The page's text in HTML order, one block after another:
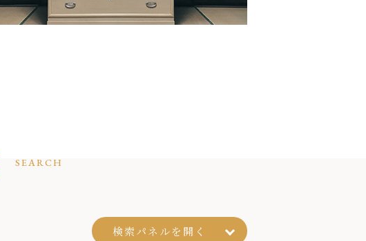
SEARCH
検索パネルを 開く